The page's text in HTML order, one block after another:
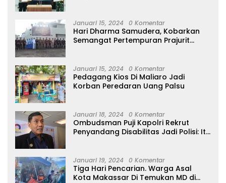
Januari 15, 2024 0 Komentar
Hari Dharma Samudera, Kobarkan
Semangat Pertempuran Prajurit
Januari 15, 2024 0 Komentar
Pedagang Kios Di Maliaro Jadi
Korban Peredaran Uang Palsu
Januari 18, 2024 0 Komentar
Ombudsman Puji Kapolri Rekrut
Penyandang Disabilitas Jadi Polisi: Itu
Januari 19, 2024 0 Komentar
Tiga Hari Pencarian. Warga Asal
Kota Makassar Di Temukan MD di